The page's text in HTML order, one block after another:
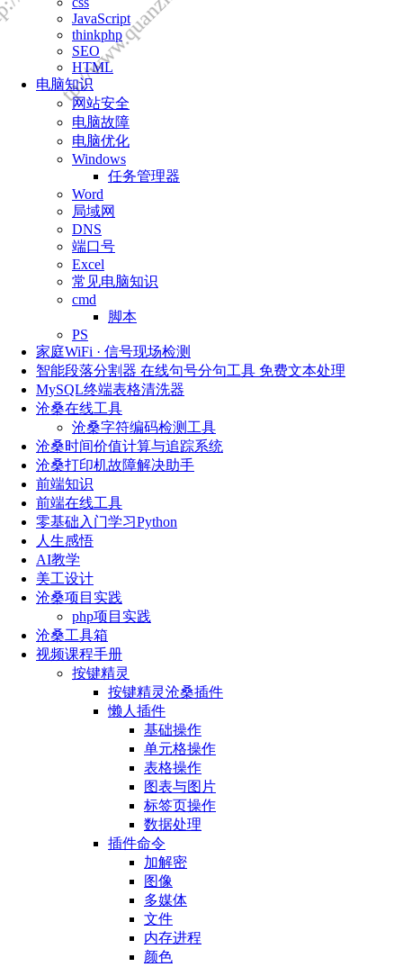
JavaScript
thinkphp
SEO
HTML
电脑知识
网站安全
电脑故障
电脑优化
Windows
任务管理器
Word
局域网
DNS
端口号
Excel
常见电脑知识
cmd
脚本
PS
家庭WiFi · 信号现场检测
智能段落分割器 在线句号分句工具 免费文本处理
MySQL终端表格清洗器
沧桑在线工具
沧桑字符编码检测工具
沧桑时间价值计算与追踪系统
沧桑打印机故障解决助手
前端知识
前端在线工具
零基础入门学习Python
人生感悟
AI教学
美工设计
沧桑项目实践
php项目实践
沧桑工具箱
视频课程手册
按键精灵
按键精灵沧桑插件
懒人插件
基础操作
单元格操作
表格操作
图表与图片
标签页操作
数据处理
插件命令
加解密
图像
多媒体
文件
内存进程
颜色